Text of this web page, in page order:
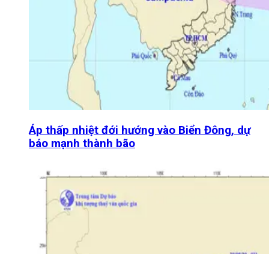
Áp thấp nhiệt đới hướng vào Biển Đông, dự
báo mạnh thành bão